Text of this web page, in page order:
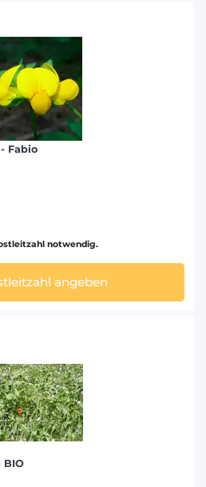
Fabio
notwendig.
angeben
BIO